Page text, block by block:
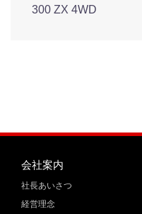
300 ZX 4WD
会社案内
社長あいさつ
経営理念